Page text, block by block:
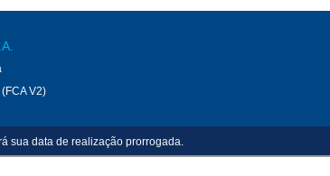
V2)
sua data de realização prorrogada.